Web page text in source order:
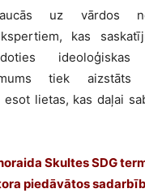
uz vārdos
kas
ideoloģiskas
tiek
lietas, kas daļai
Skultes SDG
piedāvātos